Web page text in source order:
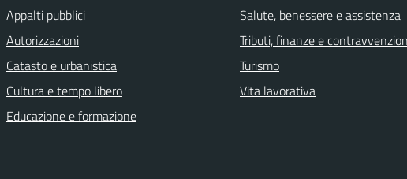
Appalti pubblici
Autorizzazioni
Catasto e urbanistica
Cultura e tempo libero
Educazione e formazione
Salute, benessere e assistenza
Tributi, finanze e
Turismo
Vita lavorativa